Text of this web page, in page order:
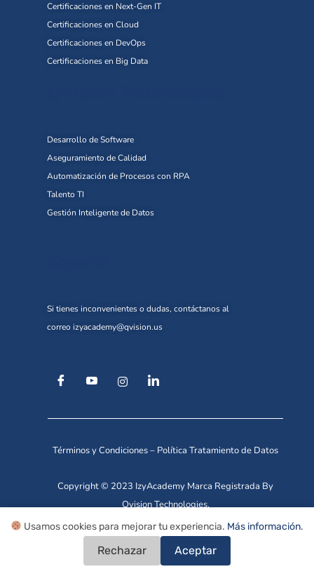
Certificaciones en Next-Gen IT
Certificaciones en Cloud
Certificaciones en DevOps
Certificaciones en Big Data
Desarrollo de Software
Aseguramiento de Calidad
Automatización de Procesos con RPA
Talento TI
Gestión Inteligente de Datos
Si tienes inconvenientes o dudas, contáctanos al
correo izyacademy@qvision.us
Términos y Condiciones– Política Tratamiento de Datos
Copyright © 2023 IzyAcademy Marca Registrada By
Qvision Technologies.
Usamos cookies para mejorar tu experiencia. Más información.
Rechazar Aceptar